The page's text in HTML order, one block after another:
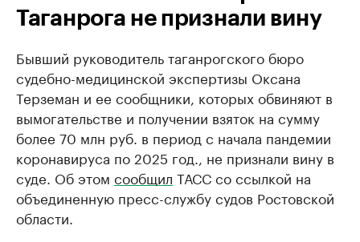
Таганрога не признали вину
Бывший руководитель таганрогского бюро
судебно-медицинской экспертизы Оксана
Терземан и ее сообщники, которых обвиняют в
вымогательстве и получении взяток на сумму
более 70 млн руб. в период с начала пандемии
коронавируса по 2025 год., не признали вину в
суде. Об этом сообщил ТАСС со ссылкой на
объединенную пресс-службу судов Ростовской
области.